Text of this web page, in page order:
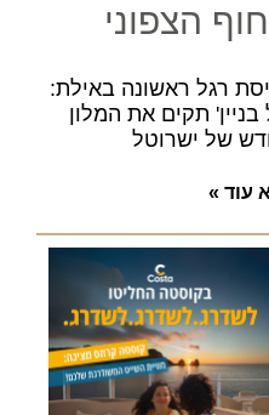
הצפוני
רגל ראשונה באילת:
בניין' תקים את המלון
של ישרוטל
עוד »